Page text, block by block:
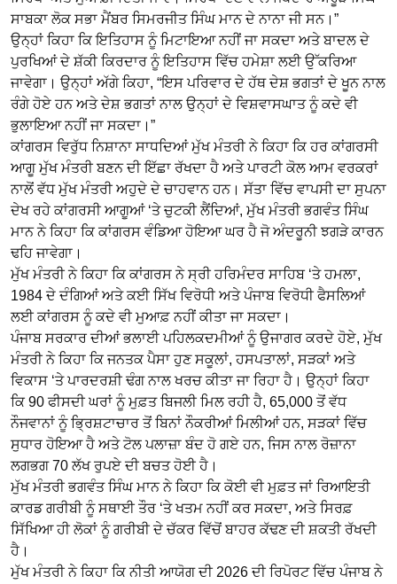
ਸਾਬਕਾ ਲੋਕ ਸਭਾ ਮੈਂਬਰ ਸਿਮਰਜੀਤ ਸਿੰਘ ਮਾਨ ਦੇ ਨਾਨਾ ਜੀ ਸਨ।”
ਉਨ੍ਹਾਂ ਕਿਹਾ ਕਿ ਇਤਿਹਾਸ ਨੂੰ ਮਿਟਾਇਆ ਨਹੀਂ ਜਾ ਸਕਦਾ ਅਤੇ ਬਾਦਲ ਦੇ
ਪੁਰਖਿਆਂ ਦੇ ਸ਼ੱਕੀ ਕਿਰਦਾਰ ਨੂੰ ਇਤਿਹਾਸ ਵਿੱਚ ਹਮੇਸ਼ਾ ਲਈ ਉੱਕਰਿਆ
ਜਾਵੇਗਾ। ਉਨ੍ਹਾਂ ਅੱਗੇ ਕਿਹਾ, “ਇਸ ਪਰਿਵਾਰ ਦੇ ਹੱਥ ਦੇਸ਼ ਭਗਤਾਂ ਦੇ ਖੂਨ ਨਾਲ
ਰੰਗੇ ਹੋਏ ਹਨ ਅਤੇ ਦੇਸ਼ ਭਗਤਾਂ ਨਾਲ ਉਨ੍ਹਾਂ ਦੇ ਵਿਸ਼ਵਾਸਘਾਤ ਨੂੰ ਕਦੇ ਵੀ
ਭੁਲਾਇਆ ਨਹੀਂ ਜਾ ਸਕਦਾ।”
ਕਾਂਗਰਸ ਵਿਰੁੱਧ ਨਿਸ਼ਾਨਾ ਸਾਧਦਿਆਂ ਮੁੱਖ ਮੰਤਰੀ ਨੇ ਕਿਹਾ ਕਿ ਹਰ ਕਾਂਗਰਸੀ
ਆਗੂ ਮੁੱਖ ਮੰਤਰੀ ਬਣਨ ਦੀ ਇੱਛਾ ਰੱਖਦਾ ਹੈ ਅਤੇ ਪਾਰਟੀ ਕੋਲ ਆਮ ਵਰਕਰਾਂ
ਨਾਲੋਂ ਵੱਧ ਮੁੱਖ ਮੰਤਰੀ ਅਹੁਦੇ ਦੇ ਚਾਹਵਾਨ ਹਨ। ਸੱਤਾ ਵਿੱਚ ਵਾਪਸੀ ਦਾ ਸੁਪਨਾ
ਦੇਖ ਰਹੇ ਕਾਂਗਰਸੀ ਆਗੂਆਂ ‘ਤੇ ਚੁਟਕੀ ਲੈਂਦਿਆਂ, ਮੁੱਖ ਮੰਤਰੀ ਭਗਵੰਤ ਸਿੰਘ
ਮਾਨ ਨੇ ਕਿਹਾ ਕਿ ਕਾਂਗਰਸ ਵੰਡਿਆ ਹੋਇਆ ਘਰ ਹੈ ਜੋ ਅੰਦਰੂਨੀ ਝਗੜੇ ਕਾਰਨ
ਢਹਿ ਜਾਵੇਗਾ।
ਮੁੱਖ ਮੰਤਰੀ ਨੇ ਕਿਹਾ ਕਿ ਕਾਂਗਰਸ ਨੇ ਸ੍ਰੀ ਹਰਿਮੰਦਰ ਸਾਹਿਬ ‘ਤੇ ਹਮਲਾ,
1984 ਦੇ ਦੰਗਿਆਂ ਅਤੇ ਕਈ ਸਿੱਖ ਵਿਰੋਧੀ ਅਤੇ ਪੰਜਾਬ ਵਿਰੋਧੀ ਫੈਸਲਿਆਂ
ਲਈ ਕਾਂਗਰਸ ਨੂੰ ਕਦੇ ਵੀ ਮੁਆਫ਼ ਨਹੀਂ ਕੀਤਾ ਜਾ ਸਕਦਾ।
ਪੰਜਾਬ ਸਰਕਾਰ ਦੀਆਂ ਭਲਾਈ ਪਹਿਲਕਦਮੀਆਂ ਨੂੰ ਉਜਾਗਰ ਕਰਦੇ ਹੋਏ, ਮੁੱਖ
ਮੰਤਰੀ ਨੇ ਕਿਹਾ ਕਿ ਜਨਤਕ ਪੈਸਾ ਹੁਣ ਸਕੂਲਾਂ, ਹਸਪਤਾਲਾਂ, ਸੜਕਾਂ ਅਤੇ
ਵਿਕਾਸ ‘ਤੇ ਪਾਰਦਰਸ਼ੀ ਢੰਗ ਨਾਲ ਖਰਚ ਕੀਤਾ ਜਾ ਰਿਹਾ ਹੈ। ਉਨ੍ਹਾਂ ਕਿਹਾ
ਕਿ 90 ਫੀਸਦੀ ਘਰਾਂ ਨੂੰ ਮੁਫ਼ਤ ਬਿਜਲੀ ਮਿਲ ਰਹੀ ਹੈ, 65,000 ਤੋਂ ਵੱਧ
ਨੌਜਵਾਨਾਂ ਨੂੰ ਭ੍ਰਿਸ਼ਟਾਚਾਰ ਤੋਂ ਬਿਨਾਂ ਨੌਕਰੀਆਂ ਮਿਲੀਆਂ ਹਨ, ਸੜਕਾਂ ਵਿੱਚ
ਸੁਧਾਰ ਹੋਇਆ ਹੈ ਅਤੇ ਟੋਲ ਪਲਾਜ਼ਾ ਬੰਦ ਹੋ ਗਏ ਹਨ, ਜਿਸ ਨਾਲ ਰੋਜ਼ਾਨਾ
ਲਗਭਗ 70 ਲੱਖ ਰੁਪਏ ਦੀ ਬਚਤ ਹੋਈ ਹੈ।
ਮੁੱਖ ਮੰਤਰੀ ਭਗਵੰਤ ਸਿੰਘ ਮਾਨ ਨੇ ਕਿਹਾ ਕਿ ਕੋਈ ਵੀ ਮੁਫ਼ਤ ਜਾਂ ਰਿਆਇਤੀ
ਕਾਰਡ ਗਰੀਬੀ ਨੂੰ ਸਥਾਈ ਤੌਰ ‘ਤੇ ਖਤਮ ਨਹੀਂ ਕਰ ਸਕਦਾ, ਅਤੇ ਸਿਰਫ਼
ਸਿੱਖਿਆ ਹੀ ਲੋਕਾਂ ਨੂੰ ਗਰੀਬੀ ਦੇ ਚੱਕਰ ਵਿੱਚੋਂ ਬਾਹਰ ਕੱਢਣ ਦੀ ਸ਼ਕਤੀ ਰੱਖਦੀ
ਹੈ।
ਮੁੱਖ ਮੰਤਰੀ ਨੇ ਕਿਹਾ ਕਿ ਨੀਤੀ ਆਯੋਗ ਦੀ 2026 ਦੀ ਰਿਪੋਰਟ ਵਿੱਚ ਪੰਜਾਬ ਨੇ